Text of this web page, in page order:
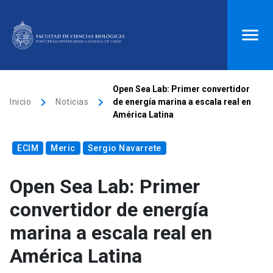
Biblioteca launch Donaciones launch
search
Quiénes somos
Inicio keyboard_arrow_right Noticias keyboard_arrow_right
Open Sea Lab: Primer convertidor
de energía marina a escala real en
América Latina
ECIM Meric Sergio Navarrete
Open Sea Lab: Primer
convertidor de energía
marina a escala real en
América Latina